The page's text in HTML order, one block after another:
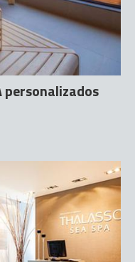
personalizados